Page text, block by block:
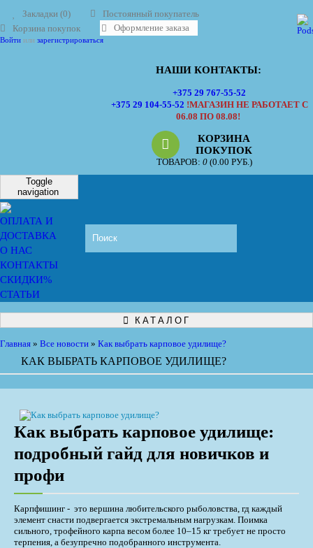
Закладки (0)
Постоянный покупатель
Корзина покупок
Оформление заказа
Войти или зарегистрироваться
НАШИ КОНТАКТЫ:
+375 29 767-55-52
+375 29 104-55-52 !МАГАЗИН НЕ РАБОТАЕТ С
06.08 ПО 08.08!
КОРЗИНА
ПОКУПОК
ТОВАРОВ: 0(0.00 РУБ.)
Toggle
navigation
ОПЛАТА И
ДОСТАВКА
О НАС
КОНТАКТЫ
СКИДКИ%
СТАТЬИ
КАТАЛОГ
Главная » Все новости » Как выбрать карповое удилище?
КАК ВЫБРАТЬ КАРПОВОЕ УДИЛИЩЕ?
Как выбрать карповое удилище:
подробный гайд для новичков и
профи
Карпфишинг - это вершина любительского рыболовства, гд каждый
элемент снасти подвергается экстремальным нагрузкам. Поимка
сильного, трофейного карпа весом более 10–15 кг требует не просто
терпения, а безупречно подобранного инструмента.